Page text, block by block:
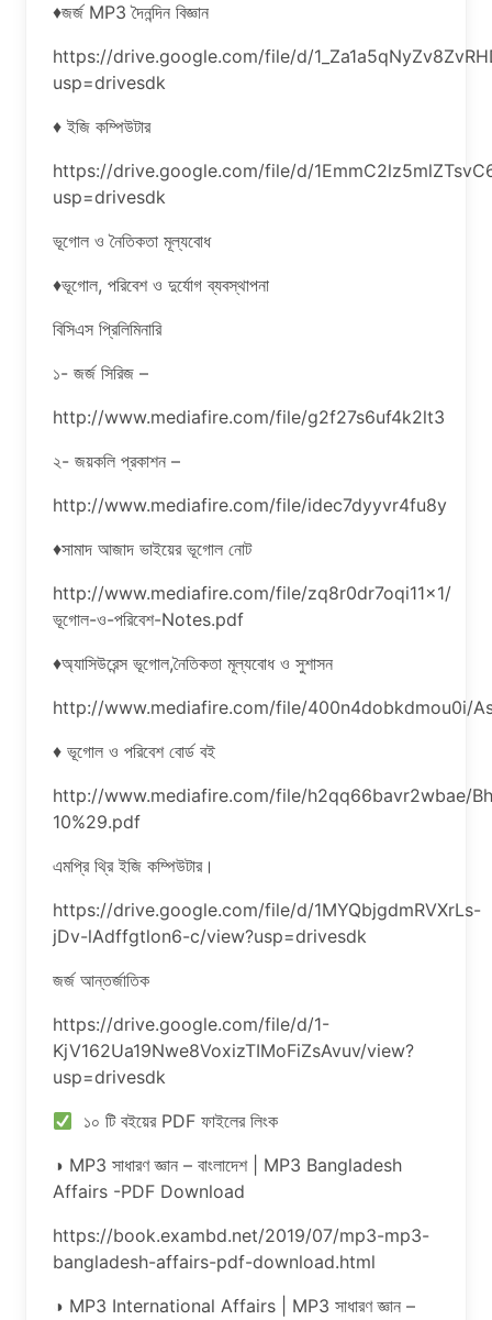
♦জর্জ MP3 দৈনন্দিন বিজ্ঞান
https://drive.google.com/file/d/
usp=drivesdk
♦ ইজি কম্পিউটার
https://drive.google.com/file/d/
usp=drivesdk
ভূগোল ও নৈতিকতা মূল্যবোধ
♦ভূগোল, পরিবেশ ও দুর্যোগ ব্যবস্থাপনা
বিসিএস প্রিলিমিনারি
১- জর্জ সিরিজ –
http://www.mediafire.com/file/g2f27s6uf4k2lt3
২- জয়কলি প্রকাশন –
http://www.mediafire.com/file/idec7dyyvr4fu8y
♦সামাদ আজাদ ভাইয়ের ভূগোল নোট
http://www.mediafire.com/file/zq8r0dr7oqi11x1/
ভূগোল-ও-পরিবেশ-Notes.pdf
♦অ্যাসিউরেন্স ভূগোল,নৈতিকতা মূল্যবোধ ও সুশাসন
http://www.mediafire.com/file/400n4dobkdmou0i/
♦ ভূগোল ও পরিবেশ বোর্ড বই
http://www.mediafire.com/file/h2qq66bavr2wbae/
10%29.pdf
এমপ্রি থ্রি ইজি কম্পিউটার।
https://drive.google.com/file/d/1MYQbjgdmRVXrLs-
jDv-lAdffgtlon6-c/view?usp=drivesdk
জর্জ আন্তর্জাতিক
https://drive.google.com/file/d/1-
KjV162Ua19Nwe8VoxizTIMoFiZsAvuv/view?
usp=drivesdk
১০ টি বইয়ের PDF ফাইলের লিংক
◑ MP3 সাধারণ জ্ঞান – বাংলাদেশ | MP3 Bangladesh
Affairs -PDF Download
https://book.exambd.net/2019/07/mp3-mp3-
bangladesh-affairs-pdf-download.html
◑ MP3 International Affairs | MP3 সাধারণ জ্ঞান –